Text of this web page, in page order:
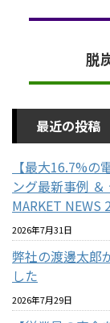
脱
最近の投稿
【最大16.7%
ング最新事例
MARKET NEWS
2026年7月31日
弊社の渡邊太郎
した
2026年7月29日